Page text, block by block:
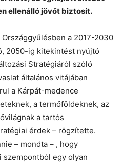
ellenálló jövőt biztosít.
a 2017-2030
2050-ig kitekintést nyújtó
Stratégiáról szóló
általános vitájában
a Kárpát-medence
a termőföldeknek, az
a tartós
érdek – rögzítette.
– mondta – , hogy
szempontból egy olyan
Mr wAIste